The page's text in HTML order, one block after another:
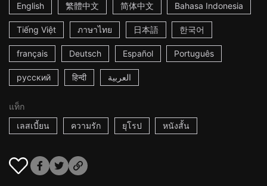
English
繁體中文 简体中文 Bahasa Indonesia
Tiếng Việt ภาษาไทย 日本語 한국어
français Deutsch Español Português
русский हिन्दी العربية
แท็ก
เลสเบี้ยน
ความรัก ยุโรป หนังสั้น